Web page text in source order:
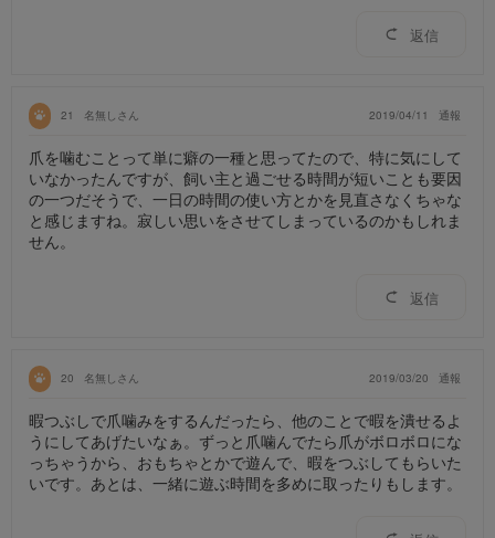
返信
21 名無しさん 2019/04/11 通報
爪を噛むことって単に癖の一種と思ってたので、特に気にして
いなかったんですが、飼い主と過ごせる時間が短いことも要因
の一つだそうで、一日の時間の使い方とかを見直さなくちゃな
と感じますね。寂しい思いをさせてしまっているのかもしれま
せん。
返信
20 名無しさん 2019/03/20 通報
暇つぶしで爪噛みをするんだったら、他のことで暇を潰せるよ
うにしてあげたいなぁ。ずっと爪噛んでたら爪がボロボロにな
っちゃうから、おもちゃとかで遊んで、暇をつぶしてもらいた
いです。あとは、一緒に遊ぶ時間を多めに取ったりもします。